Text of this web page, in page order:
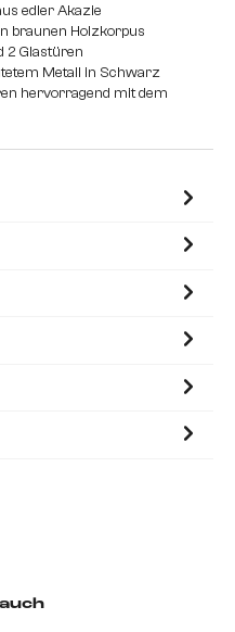
edler Akazie
braunen Holzkorpus
2 Glastüren
Metall in Schwarz
hervorragend mit dem